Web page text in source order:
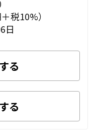
税10%）
日
る
る